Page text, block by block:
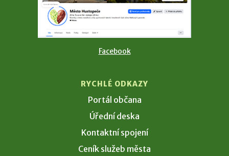
Facebook
RYCHLÉ ODKAZY
Portál občana
Úřední deska
Kontaktní spojení
Ceník služeb města